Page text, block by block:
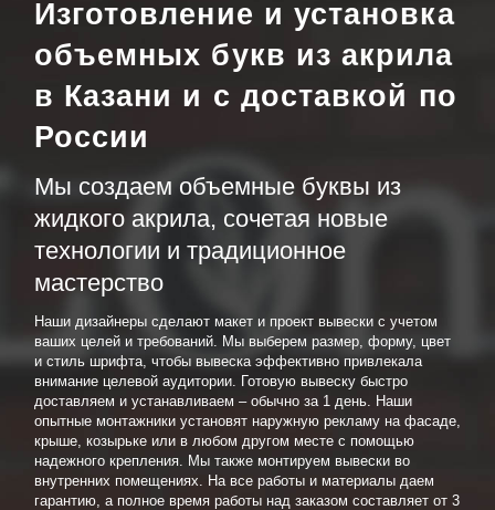
Изготовление и установка
объемных букв из акрила
в Казани и с доставкой по
России
Мы создаем объемные буквы из
жидкого акрила, сочетая новые
технологии и традиционное
мастерство
Наши дизайнеры сделают макет и проект вывески с учетом
ваших целей и требований. Мы выберем размер, форму, цвет
и стиль шрифта, чтобы вывеска эффективно привлекала
внимание целевой аудитории. Готовую вывеску быстро
доставляем и устанавливаем – обычно за 1 день. Наши
опытные монтажники установят наружную рекламу на фасаде,
крыше, козырьке или в любом другом месте с помощью
надежного крепления. Мы также монтируем вывески во
внутренних помещениях. На все работы и материалы даем
гарантию, а полное время работы над заказом составляет от 3